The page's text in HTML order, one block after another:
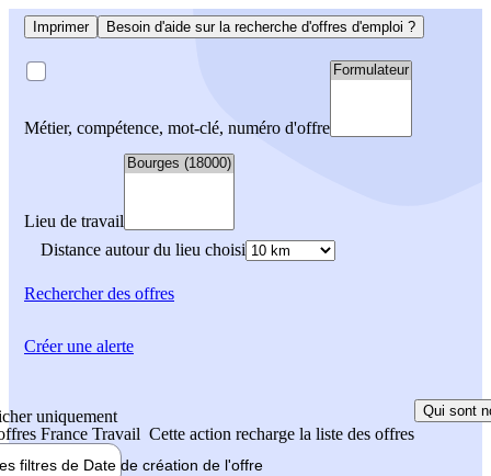
Imprimer Besoin d'aide sur la recherche d'offres d'emploi ?
Métier, compétence, mot-clé, numéro d'offre
Lieu de travail
Distance autour du lieu choisi
Rechercherdes offres
uniquement
France Travail Cette action recharge la liste des offres
Qui sont
filtres de Date de création de l'offre
Créer une alerte